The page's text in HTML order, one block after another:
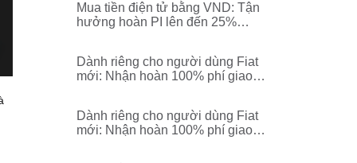
Mua tiền điện tử bằng VND: Tận
hưởng hoàn PI lên đến 25%
Dành riêng cho người dùng Fiat
mới: Nhận hoàn 100% phí giao
Dành riêng cho người dùng Fiat
mới: Nhận hoàn 100% phí giao